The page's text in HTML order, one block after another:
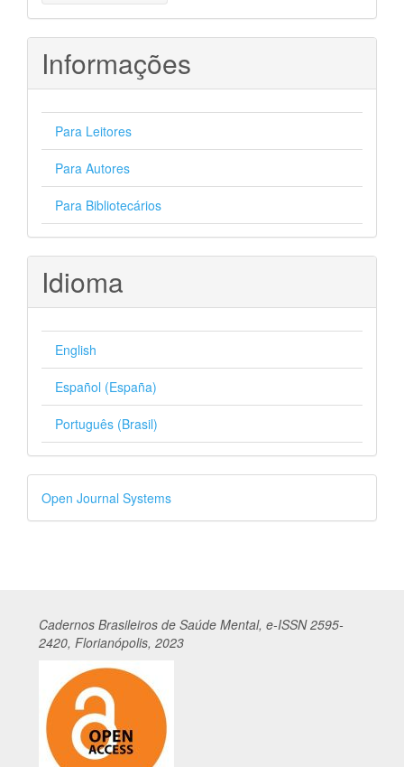
Informações
Para Leitores
Para Autores
Para Bibliotecários
Idioma
English
Español (España)
Português (Brasil)
Desenvolvido
por
Open Journal Systems
Cadernos Brasileiros de Saúde Mental, e-ISSN 2595-
2420, Florianópolis, 2023